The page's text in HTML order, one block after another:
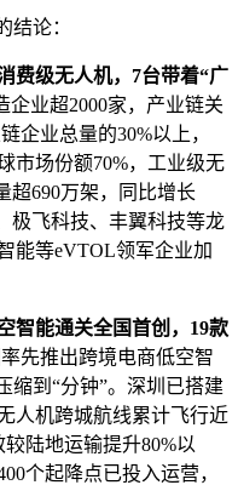
结论：
级无人机，7台带着“广
企业超2000家，产业链关
企业总量的30%以上，
市场份额70%，工业级无
超690万架，同比增长
极飞科技、丰翼科技等龙
能等eVTOL领军企业加
能通关全国首创，19款
先推出跨境电商低空智
缩到“分钟”。深圳已搭建
人机跨城航线累计飞行近
陆地运输提升80%以
个起降点已投入运营，